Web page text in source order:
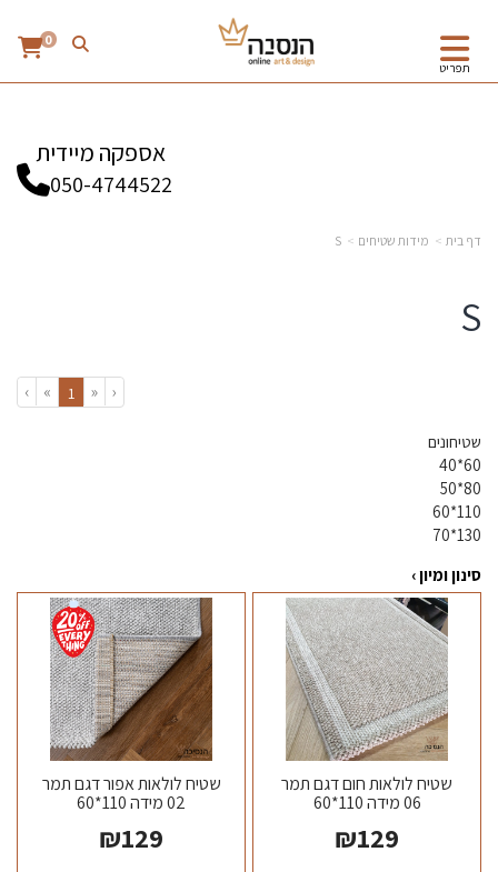
תפריט
0
אספקה מיידית
050-4744522
דף בית מידות שטיחים S
S
‹
«
1
»
›
שטיחונים
60*40
80*50
110*60
130*70
סינון ומיון ›
שטיח לולאות חום דגם תמר
06 מידה 110*60
₪129
שטיח לולאות אפור דגם תמר
02 מידה 110*60
₪129